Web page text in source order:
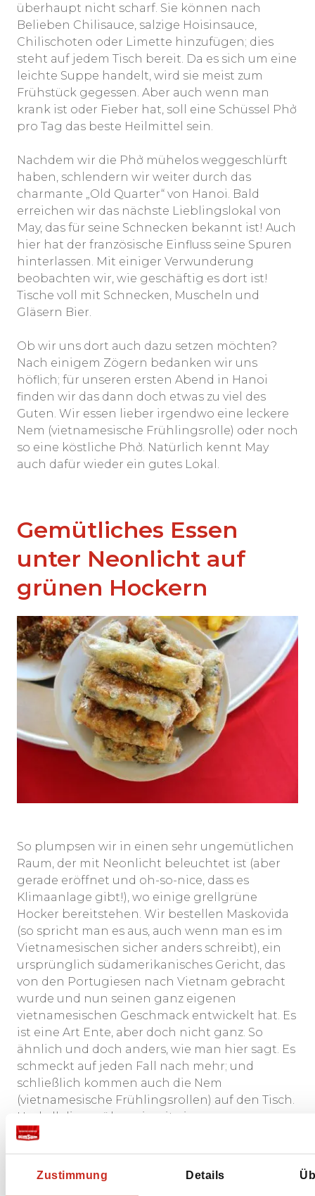
Zustimmung Details
überhaupt nicht scharf. Sie können nach
Belieben Chilisauce, salzige Hoisinsauce,
Chilischoten oder Limette hinzufügen; dies
steht auf jedem Tisch bereit. Da es sich um eine
leichte Suppe handelt, wird sie meist zum
Frühstück gegessen. Aber auch wenn man
krank ist oder Fieber hat, soll eine Schüssel Phở
pro Tag das beste Heilmittel sein.
Nachdem wir die Phở mühelos weggeschlürft
haben, schlendern wir weiter durch das
charmante „Old Quarter“ von Hanoi. Bald
erreichen wir das nächste Lieblingslokal von
May, das für seine Schnecken bekannt ist! Auch
hier hat der französische Einfluss seine Spuren
hinterlassen. Mit einiger Verwunderung
beobachten wir, wie geschäftig es dort ist!
Tische voll mit Schnecken, Muscheln und
Gläsern Bier.
Ob wir uns dort auch dazu setzen möchten?
Nach einigem Zögern bedanken wir uns
höflich; für unseren ersten Abend in Hanoi
finden wir das dann doch etwas zu viel des
Guten. Wir essen lieber irgendwo eine leckere
Nem (vietnamesische Frühlingsrolle) oder noch
so eine köstliche Phở. Natürlich kennt May
auch dafür wieder ein gutes Lokal.
Gemütliches Essen
unter Neonlicht auf
grünen Hockern
So plumpsen wir in einen sehr ungemütlichen
Raum, der mit Neonlicht beleuchtet ist (aber
gerade eröffnet und oh-so-nice, dass es
Klimaanlage gibt!), wo einige grellgrüne
Hocker bereitstehen. Wir bestellen Maskovida
(so spricht man es aus, auch wenn man es im
Vietnamesischen sicher anders schreibt), ein
ursprünglich südamerikanisches Gericht, das
von den Portugiesen nach Vietnam gebracht
wurde und nun seinen ganz eigenen
vietnamesischen Geschmack entwickelt hat. Es
ist eine Art Ente, aber doch nicht ganz. So
ähnlich und doch anders, wie man hier sagt. Es
schmeckt auf jeden Fall nach mehr; und
schließlich kommen auch die Nem
(vietnamesische Frühlingsrollen) auf den Tisch.
Und all dies spülen wir mit einem
erfrischenden Eistee, hergestellt aus bitterem,
grünem Tee, herunter.
Wir sind an einem Punkt angekommen, an